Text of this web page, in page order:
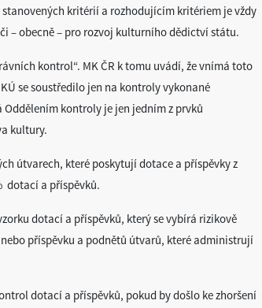
kritérií a rozhodujícím kritériem je vždy
– obecně – pro rozvoj kulturního dědictví státu.
kontrol“. MK ČR k tomu uvádí, že vnímá toto
se soustředilo jen na kontroly vykonané
kontroly je jen jedním z prvků
kultury.
útvarech, které poskytují dotace a příspěvky z
dotací a příspěvků.
dotací a příspěvků, který se vybírá rizikově
příspěvku a podnětů útvarů, které administrují
dotací a příspěvků, pokud by došlo ke zhoršení